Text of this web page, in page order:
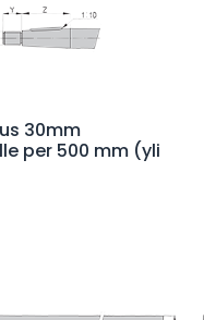
ostoskoriin
30mm
per 500 mm (yli